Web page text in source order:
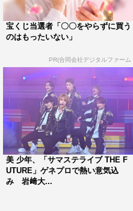
す！」。
織山は、「今回は1年くら
ていた楽曲『Rainbow
TAKAHIRO先生にも初めて
す。21人でないと出せない
なので、ぜひ注目していた
川﨑皇輝は、「少年忍者は
けに結成されたグループ。
インでやらせていただけて
年のライブは、エネルギー
ッコよさなど、僕たちの新
宝くじ当選者「〇〇をやらずに買う
のはもったいない」
PR(合同会社デジタルファーム
美 少年、「サマステライブ THE F
UTURE」ゲネプロで熱い意気込
み 岩﨑大...